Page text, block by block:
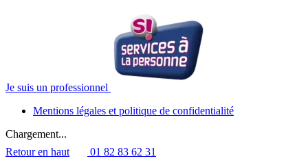
Je suis un professionnel
Mentions légales et politique de confidentialité
Chargement...
Retour en haut
01 82 83 62 31